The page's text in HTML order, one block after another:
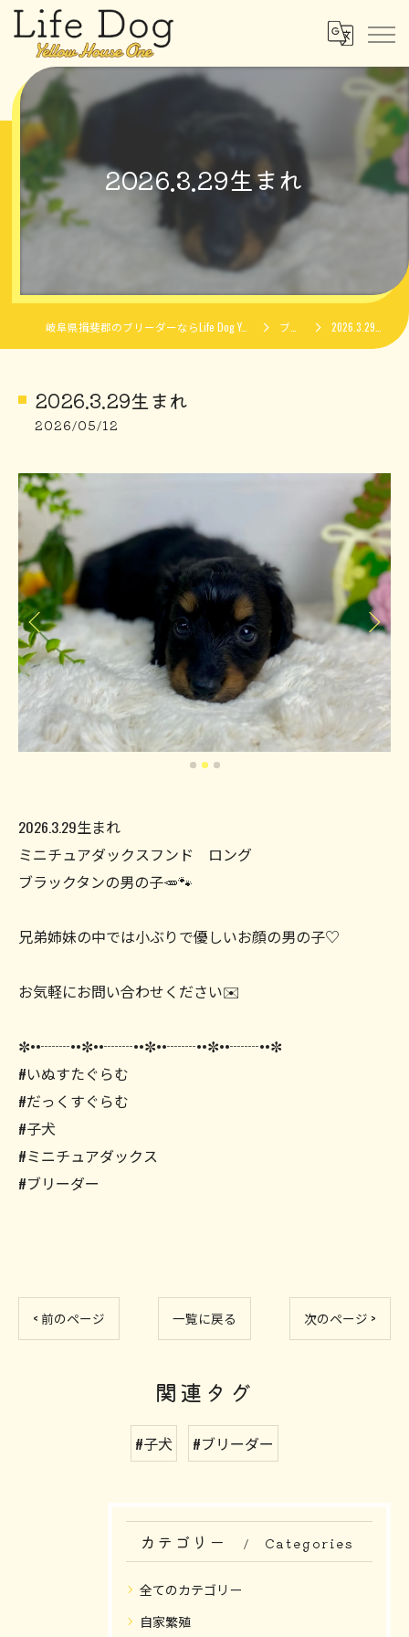
2026.3.29生まれ
岐阜県揖斐郡のブリーダーならLife Dog Yellow House One ブログ 2026.3.29生まれ
2026.3.29生まれ
2026/05/12
2026.3.29生まれ
ミニチュアダックスフンド ロング
ブラックタンの男の子🥕🐾
兄弟姉妹の中では小ぶりで優しいお顔の男の子♡
お気軽にお問い合わせください✉️
✼••┈┈••✼••┈┈••✼••┈┈••✼••┈┈••✼
#いぬすたぐらむ
#だっくすぐらむ
#子犬
#ミニチュアダックス
#ブリーダー
< 前のページ 一覧に戻る 次のページ >
関連タグ
#子犬 #ブリーダー
カテゴリー Categories
全てのカテゴリー
自家繁殖